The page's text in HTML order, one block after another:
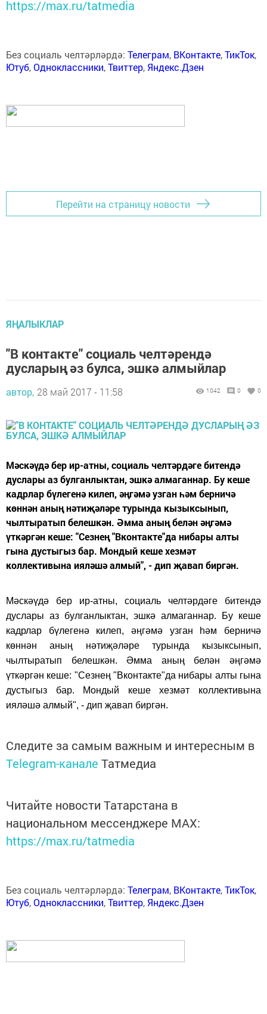
https://max.ru/tatmedia
Без социаль челтәрләрдә: Телеграм, ВКонтакте,ТикТок,
Ютуб,Одноклассники,Твиттер, Яндекс.Дзен
Перейти на страницу новости
ЯҢАЛЫКЛАР
"В контакте" социаль челтәрендә
дусларың әз булса, эшкә алмыйлар
автор, 28 май 2017 - 11:58 1042 0 0
Мәскәүдә бер ир-атны, социаль челтәрдәге битендә
дуслары аз булганлыктан, эшкә алмаганнар. Бу кеше
кадрлар бүлегенә килеп, әңгәмә узган һәм берничә
көннән аның нәтиҗәләре турында кызыксынып,
чылтыратып белешкән. Әмма аның белән әңгәмә
үткәргән кеше: "Сезнең "Вконтакте"да нибары алты
гына дустыгыз бар. Мондый кеше хезмәт
коллективына ияләшә алмый", - дип җавап биргән.
Мәскәүдә бер ир-атны, социаль челтәрдәге битендә
дуслары аз булганлыктан, эшкә алмаганнар. Бу кеше
кадрлар бүлегенә килеп, әңгәмә узган һәм берничә
көннән аның нәтиҗәләре турында кызыксынып,
чылтыратып белешкән. Әмма аның белән әңгәмә
үткәргән кеше: "Сезнең "Вконтакте"да нибары алты гына
дустыгыз бар. Мондый кеше хезмәт коллективына
ияләшә алмый", - дип җавап биргән.
Следите за самым важным и интересным в
Telegram-канале Татмедиа
Читайте новости Татарстана в
национальном мессенджере MАХ:
https://max.ru/tatmedia
Без социаль челтәрләрдә: Телеграм, ВКонтакте,ТикТок,
Ютуб,Одноклассники,Твиттер, Яндекс.Дзен